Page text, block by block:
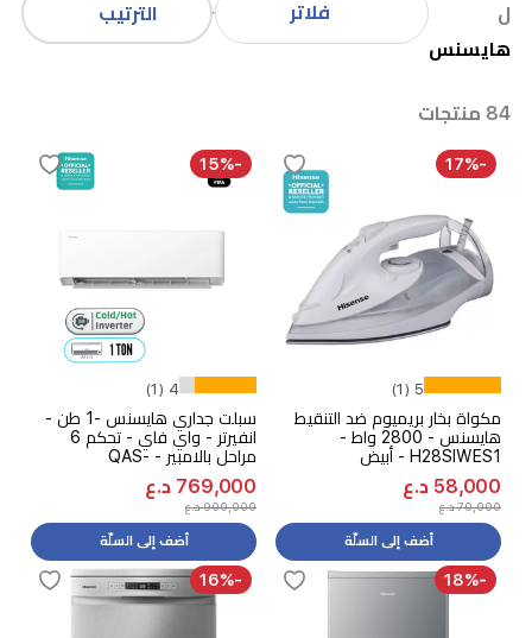
ل
هايسنس
فلاتر الترتيب
84 منتجات
-17%
5 (1)
مكواة بخار بريميوم ضد التنقيط
هايسنس - 2800 واط -
H28SIWES1 - أبيض
58,000 د.ع
70,000 د.ع
أضف إلى السلّة
-15%
4 (1)
سبلت جداري هايسنس -1 طن -
انفيرتر - واي فاي - تحكم 6
مراحل بالامبير - QAS-
12UFHBW - اصدار 2026
769,000 د.ع
900,000 د.ع
أضف إلى السلّة
-18%
-16%